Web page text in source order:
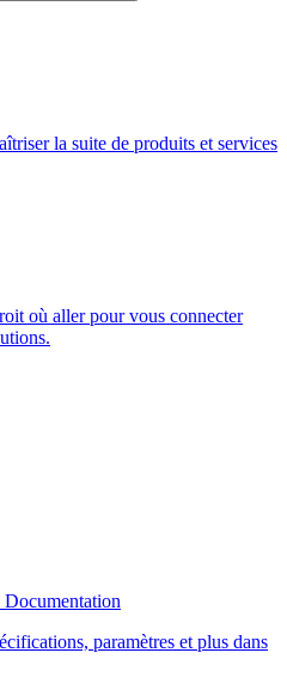
la suite de produits et services
où aller pour vous connecter
Documentation
paramètres et plus dans